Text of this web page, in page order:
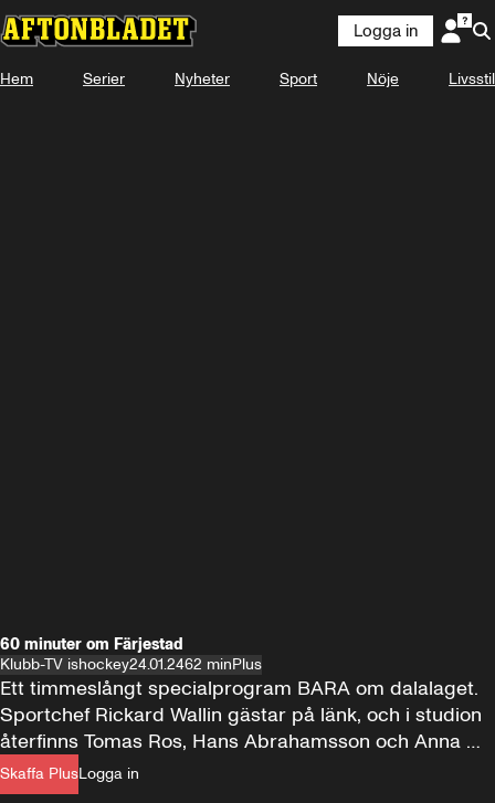
Logga in
Hem Serier Nyheter Sport Nöje Livsstil
60 minuter om Färjestad
Klubb-TV ishockey24.01.2462 minPlus
Skaffa PlusLogga in
Ett timmeslångt specialprogram BARA om dalalaget.
Sportchef Rickard Wallin gästar på länk, och i studion
återfinns Tomas Ros, Hans Abrahamsson och Anna
Rydén.